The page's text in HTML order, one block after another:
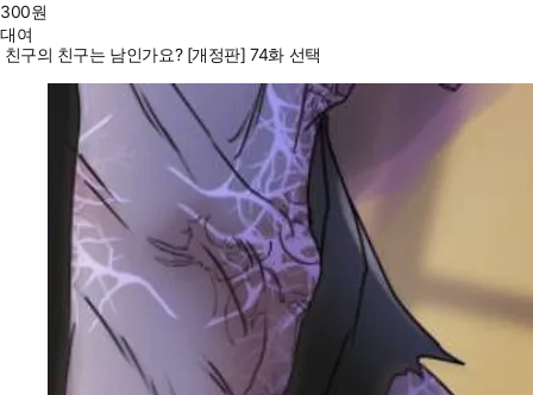
300원
대여
친구의 친구는 남인가요? [개정판] 74화 선택